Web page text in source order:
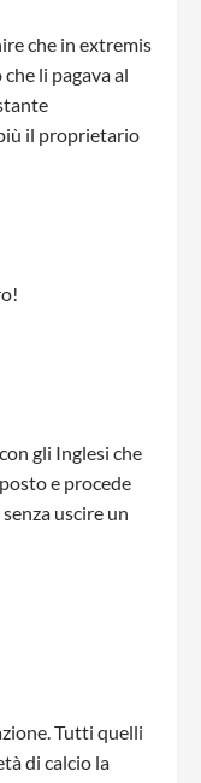
che in extremis
li pagava al
il proprietario
gli Inglesi che
e procede
uscire un
Tutti quelli
di calcio la